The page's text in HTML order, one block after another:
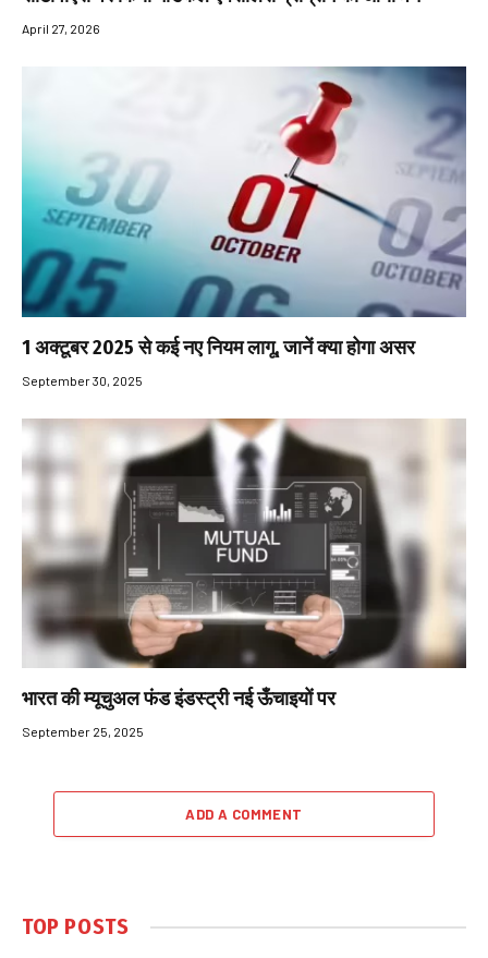
April 27, 2026
1 अक्टूबर 2025 से कई नए नियम लागू, जानें क्या होगा असर
September 30, 2025
भारत की म्यूचुअल फंड इंडस्ट्री नई ऊँचाइयों पर
September 25, 2025
ADD A COMMENT
TOP POSTS